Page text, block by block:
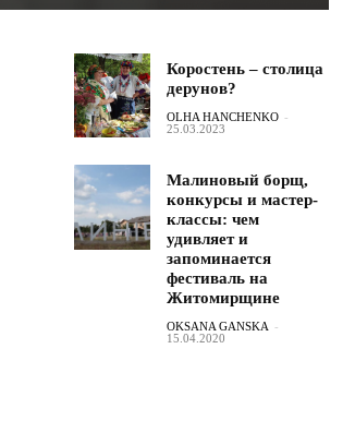
Коростень – столица
дерунов?
OLHA HANCHENKO -
25.03.2023
Малиновый борщ,
конкурсы и мастер-
классы: чем
удивляет и
запоминается
фестиваль на
Житомирщине
OKSANA GANSKA -
15.04.2020